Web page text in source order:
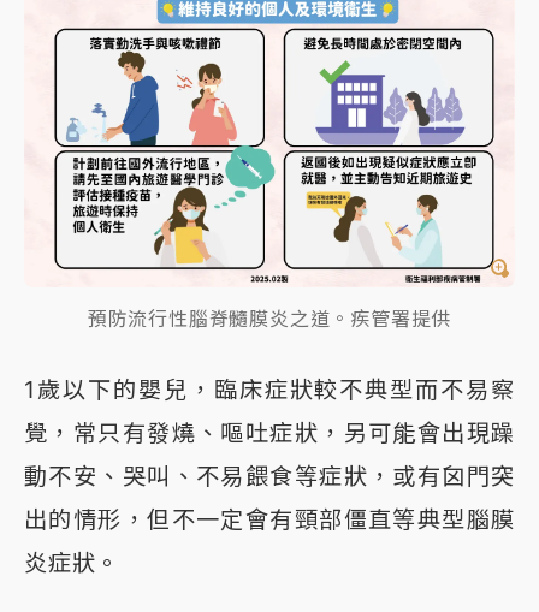
預防流行性腦脊髓膜炎之道。疾管署提供
1歲以下的嬰兒，臨床症狀較不典型而不易察
覺，常只有發燒、嘔吐症狀，另可能會出現躁
動不安、哭叫、不易餵食等症狀，或有囟門突
出的情形，但不一定會有頸部僵直等典型腦膜
炎症狀。